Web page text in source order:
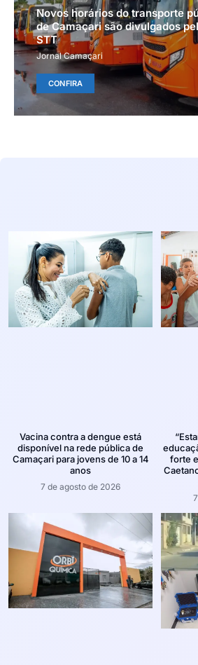
Novos horários do transporte
de Camaçari são divulgados
STT
Jornal Camaçari
CONFIRA
Vacina contra a dengue está
disponível na rede pública de
Camaçari para jovens de 10 a 14
anos
7 de agosto de 2026
forte